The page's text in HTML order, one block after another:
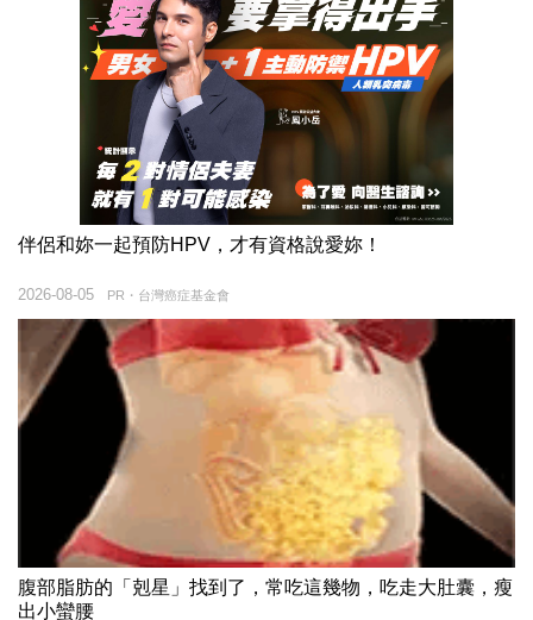
伴侶和妳一起預防HPV，才有資格說愛妳！
PR・台灣癌症基金會
2026-08-05
腹部脂肪的「剋星」找到了，常吃這幾物，吃走大肚囊，瘦
出小蠻腰